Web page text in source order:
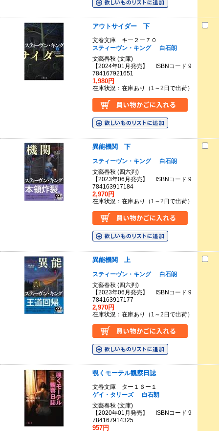
アウトサイダー 下
文春文庫 キー２ー７０
スティーヴン・キング
白石朗
文藝春秋 (文庫)
【2024年01月発売】 ISBNコード 9
784167921651
1,980円
在庫状況：在庫あり（1～2日で出荷）
異能機関 下
スティーヴン・キング
白石朗
文藝春秋 (四六判)
【2023年06月発売】 ISBNコード 9
784163917184
2,970円
在庫状況：在庫あり（1～2日で出荷）
異能機関 上
スティーヴン・キング
白石朗
文藝春秋 (四六判)
【2023年06月発売】 ISBNコード 9
784163917177
2,970円
在庫状況：在庫あり（1～2日で出荷）
覗くモーテル観察日誌
文春文庫 ター１６ー１
ゲイ・タリーズ
白石朗
文藝春秋 (文庫)
【2020年01月発売】 ISBNコード 9
784167914325
957円